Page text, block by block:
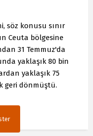
söz konusu sınır
Ceuta bölgesine
31 Temmuz'da
yaklaşık 80 bin
yaklaşık 75
geri dönmüştü.